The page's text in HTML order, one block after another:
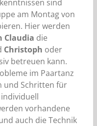
sind
am Montag von
Hier werden
Claudia die
Christoph oder
betreuen kann.
im Paartanz
und Schritten für
vorhandene
auch die Technik